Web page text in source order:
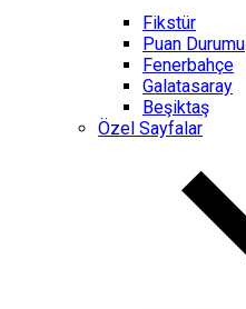
Fikstür
Puan Durumu
Fenerbahçe
Galatasaray
Beşiktaş
Özel Sayfalar